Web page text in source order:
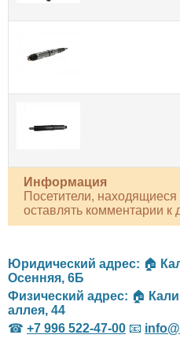
Информация
Посетители, находящиеся
оставлять комментарии к
Юридический адрес: 🏠
Осенняя, 6Б
Физический адрес: 🏠
аллея, 44
☎ +7 996 522-47-00 📧